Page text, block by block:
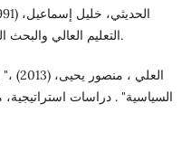
التعليم العالي والبحث العلمي، مطبعة جامعة الموصل، العراق.
العلي
السياسية" . دراسات